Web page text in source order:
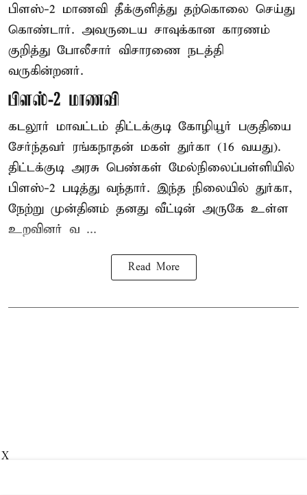
பிளஸ்-2 மாணவி தீக்குளித்து தற்கொலை செய்து
கொண்டார். அவருடைய சாவுக்கான காரணம்
குறித்து போலீசார் விசாரணை நடத்தி
வருகின்றனர்.
பிளஸ்-2 மாணவி
கடலூர் மாவட்டம் திட்டக்குடி கோழியூர் பகுதியை
சேர்ந்தவர் ரங்கநாதன் மகள் துர்கா (16 வயது).
திட்டக்குடி அரசு பெண்கள் மேல்நிலைப்பள்ளியில்
பிளஸ்-2 படித்து வந்தார். இந்த நிலையில் துர்கா,
நேற்று முன்தினம் தனது வீட்டின் அருகே உள்ள
உறவினர் வ ...
Read More
X